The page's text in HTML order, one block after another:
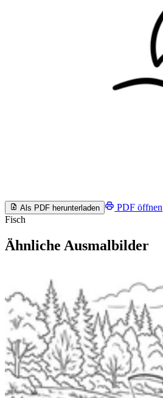
Als PDF herunterladen
PDF öffnen
Fisch
Ähnliche Ausmalbilder